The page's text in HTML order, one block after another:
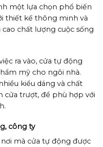
một lựa chọn phổ biến
thiết kế thông minh và
chất lượng cuộc sống
ra vào, cửa tự động
mỹ cho ngôi nhà.
kiểu dáng và chất
cửa trượt, để phù hợp với
công ty
mà cửa tự động được